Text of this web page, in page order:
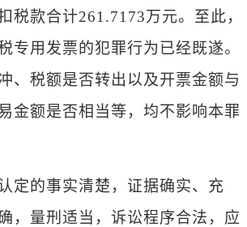
税款合计261.7173万元。至此，
专用发票的犯罪行为已经既遂。
、税额是否转出以及开票金额与
金额是否相当等，均不影响本罪
定的事实清楚，证据确实、充
，量刑适当，诉讼程序合法，应